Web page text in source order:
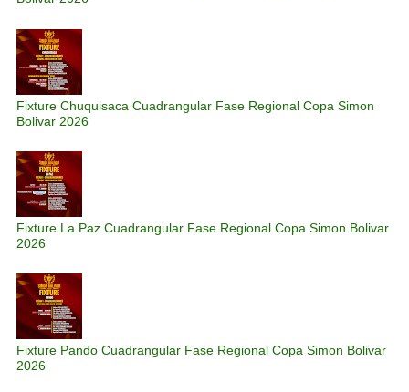
Fixture Chuquisaca Cuadrangular Fase Regional Copa Simon
Bolivar 2026
Fixture La Paz Cuadrangular Fase Regional Copa Simon Bolivar
2026
Fixture Pando Cuadrangular Fase Regional Copa Simon Bolivar
2026